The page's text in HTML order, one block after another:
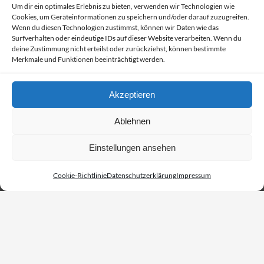
Um dir ein optimales Erlebnis zu bieten, verwenden wir Technologien wie
Cookies, um Geräteinformationen zu speichern und/oder darauf zuzugreifen.
Wenn du diesen Technologien zustimmst, können wir Daten wie das
Surfverhalten oder eindeutige IDs auf dieser Website verarbeiten. Wenn du
deine Zustimmung nicht erteilst oder zurückziehst, können bestimmte
Merkmale und Funktionen beeinträchtigt werden.
Akzeptieren
Ablehnen
Einstellungen ansehen
Cookie-RichtlinieDatenschutzerklärungImpressum
Bowl.Diese handgefertigte Schale aus 100 % echter
Kokosnuss ist nicht nur ein Blickfang für Deine Küche,
sondern auch ein Statement für Nachhaltigkeit,
Umweltschutz und die Liebe zu unserer Erde. Schließe
besonders…